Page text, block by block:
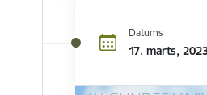
Datums
17. marts,